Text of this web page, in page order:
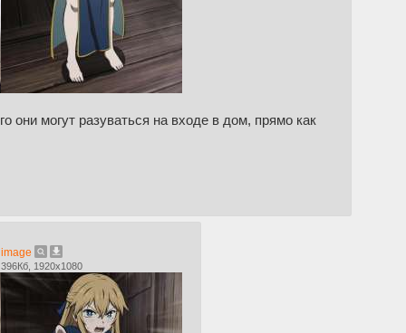
они могут разуваться на входе в дом, прямо как
image
396Кб, 1920x1080